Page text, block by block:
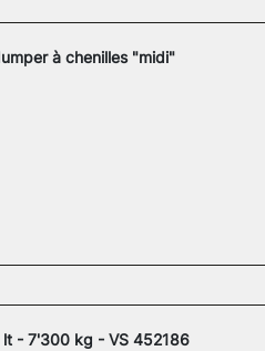
à chenilles "midi"
- 7'300 kg - VS 452186